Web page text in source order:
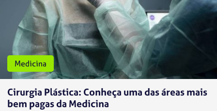
Medicina
Cirurgia Plástica: Conheça uma das áreas mais
bem pagas da Medicina